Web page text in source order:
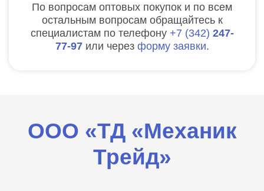
По вопросам оптовых покупок и по всем
остальным вопросам обращайтесь к
специалистам по телефону
7 342 247-
77-97 или через форму заявки.
ООО «ТД «Механик
Трейд»